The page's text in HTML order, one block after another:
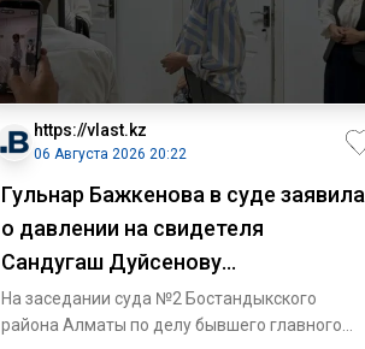
https://vlast.kz
06 Августа 2026 20:22
Гульнар Бажкенова в суде заявила
о давлении на свидетеля
Сандугаш Дуйсенову
Аналитический интернет журнал
Власть
На заседании суда №2 Бостандыкского
района Алматы по делу бывшего главного